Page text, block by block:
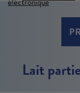
Lait